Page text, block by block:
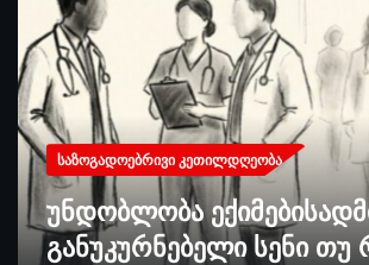
ᲡᲐᲖᲝᲒᲐᲓᲝᲔᲑᲠᲘᲕᲘ ᲙᲔᲗᲘᲚᲓᲦᲔᲝᲑᲐ
უნდობლობა
განუკურნებელი სენი თუ